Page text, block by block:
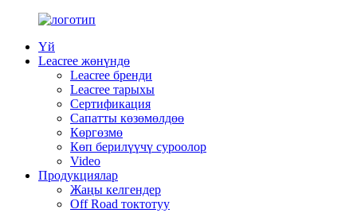
Үй
Leacree жөнүндө
Leacree бренди
Leacree тарыхы
Сертификация
Сапатты көзөмөлдөө
Көргөзмө
Көп берилүүчү суроолор
Video
Продукциялар
Жаңы келгендер
Off Road токтотуу